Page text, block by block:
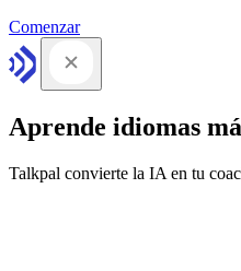
Comenzar
Aprende idiomas
Talkpal convierte la IA en tu